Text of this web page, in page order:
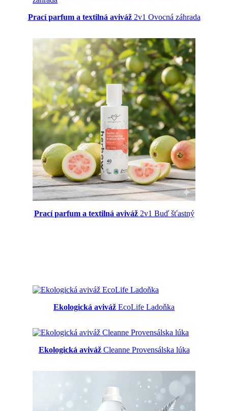
Prací parfum a textilná aviváž2v1 Ovocná záhrada
Prací parfum a textilná aviváž 2v1 Buď šťastný
Ekologická aviváž EcoLife Ladoňka
Ekologická avivážCleanne Provensálska lúka